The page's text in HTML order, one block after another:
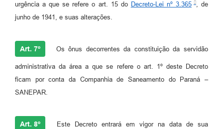
urgência a que se refere o art. 15 do Decreto-Lei nº 3.365 , de
junho de 1941, e suas alterações.
Art. 7º Os ônus decorrentes da constituição da servidão
administrativa da área a que se refere o art. 1º deste Decreto
ficam por conta da Companhia de Saneamento do Paraná –
SANEPAR.
Art. 8º Este Decreto entrará em vigor na data de sua